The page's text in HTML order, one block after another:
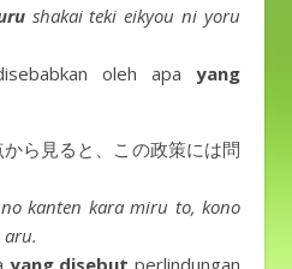
shakai teki eikyou ni yoru
oleh apa yang
ら見ると、この政策には問
kanten kara miru to, kono
yang disebut perlindungan